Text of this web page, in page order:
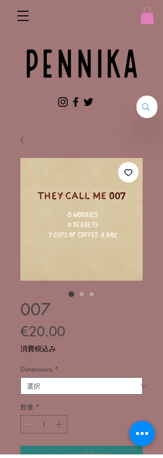
007
€20.00
消費税込み
Dimensions *
数量 *
カートに追加する